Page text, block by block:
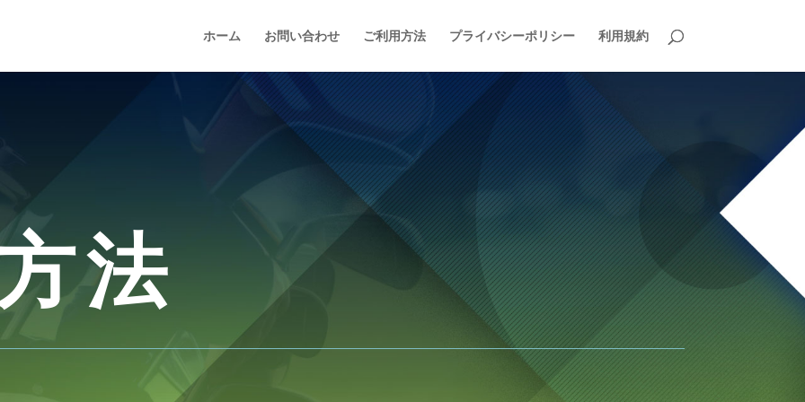
ホーム お問い合わせ ご利用方法 プライバシーポリシー 利用規約
法